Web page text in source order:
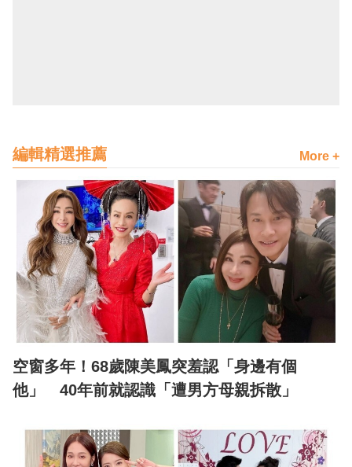
編輯精選推薦 More +
空窗多年！68歲陳美鳳突羞認「身邊有個
他」 40年前就認識「遭男方母親拆散」